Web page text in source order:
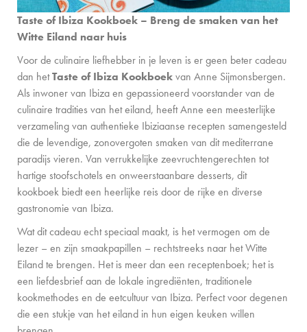
Taste of Ibiza Kookboek – Breng de smaken van het
Witte Eiland naar huis
Voor de culinaire liefhebber in je leven is er geen beter cadeau
dan hetTaste of Ibiza Kookboekvan Anne Sijmonsbergen.
Als inwoner van Ibiza en gepassioneerd voorstander van de
culinaire tradities van het eiland, heeft Anne een meesterlijke
verzameling van authentieke Ibiziaanse recepten samengesteld
die de levendige, zonovergoten smaken van dit mediterrane
paradijs vieren. Van verrukkelijke zeevruchtengerechten tot
hartige stoofschotels en onweerstaanbare desserts, dit
kookboek biedt een heerlijke reis door de rijke en diverse
gastronomie van Ibiza.
Wat dit cadeau echt speciaal maakt, is het vermogen om de
lezer – en zijn smaakpapillen – rechtstreeks naar het Witte
Eiland te brengen. Het is meer dan een receptenboek; het is
een liefdesbrief aan de lokale ingrediënten, traditionele
kookmethodes en de eetcultuur van Ibiza. Perfect voor degenen
die een stukje van het eiland in hun eigen keuken willen